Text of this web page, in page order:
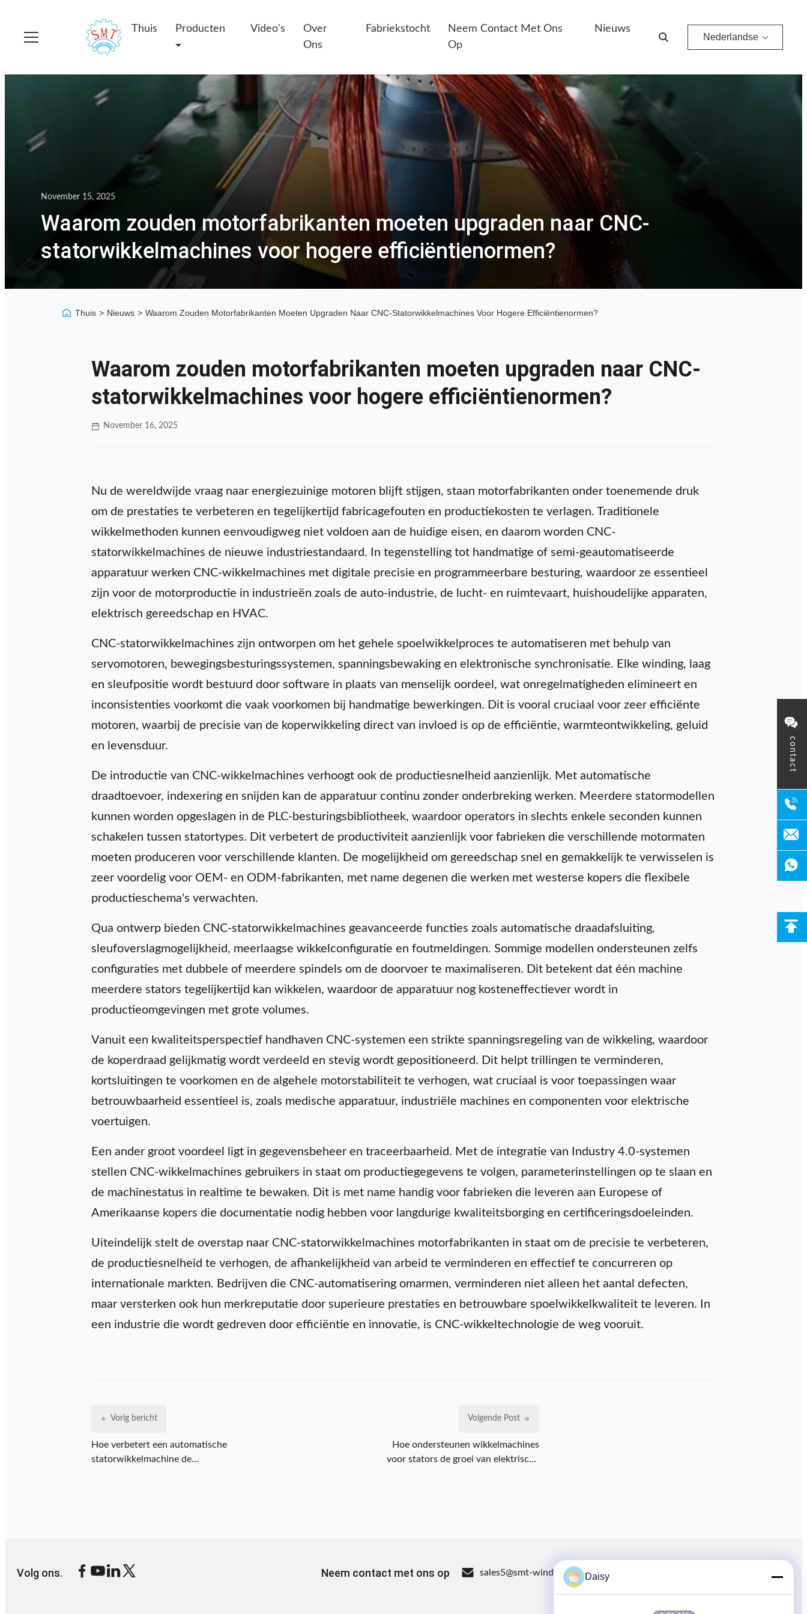
contact
Thuis Producten Video's
Over
Ons
Fabriekstocht
Neem Contact Met Ons
Op
Nieuws
Nederlandse
November 15, 2025
Waarom zouden motorfabrikanten moeten upgraden naar CNC-
statorwikkelmachines voor hogere efficiëntienormen?
Thuis > Nieuws > Waarom Zouden Motorfabrikanten Moeten Upgraden Naar CNC-Statorwikkelmachines Voor Hogere Efficiëntienormen?
Waarom zouden motorfabrikanten moeten upgraden naar CNC-
statorwikkelmachines voor hogere efficiëntienormen?
November 16, 2025
Nu de wereldwijde vraag naar energiezuinige motoren blijft stijgen, staan motorfabrikanten onder toenemende druk
om de prestaties te verbeteren en tegelijkertijd fabricagefouten en productiekosten te verlagen. Traditionele
wikkelmethoden kunnen eenvoudigweg niet voldoen aan de huidige eisen, en daarom worden CNC-
statorwikkelmachines de nieuwe industriestandaard. In tegenstelling tot handmatige of semi-geautomatiseerde
apparatuur werken CNC-wikkelmachines met digitale precisie en programmeerbare besturing, waardoor ze essentieel
zijn voor de motorproductie in industrieën zoals de auto-industrie, de lucht- en ruimtevaart, huishoudelijke apparaten,
elektrisch gereedschap en HVAC.
CNC-statorwikkelmachines zijn ontworpen om het gehele spoelwikkelproces te automatiseren met behulp van
servomotoren, bewegingsbesturingssystemen, spanningsbewaking en elektronische synchronisatie. Elke winding, laag
en sleufpositie wordt bestuurd door software in plaats van menselijk oordeel, wat onregelmatigheden elimineert en
inconsistenties voorkomt die vaak voorkomen bij handmatige bewerkingen. Dit is vooral cruciaal voor zeer efficiënte
motoren, waarbij de precisie van de koperwikkeling direct van invloed is op de efficiëntie, warmteontwikkeling, geluid
en levensduur.
De introductie van CNC-wikkelmachines verhoogt ook de productiesnelheid aanzienlijk. Met automatische
draadtoevoer, indexering en snijden kan de apparatuur continu zonder onderbreking werken. Meerdere statormodellen
kunnen worden opgeslagen in de PLC-besturingsbibliotheek, waardoor operators in slechts enkele seconden kunnen
schakelen tussen statortypes. Dit verbetert de productiviteit aanzienlijk voor fabrieken die verschillende motormaten
moeten produceren voor verschillende klanten. De mogelijkheid om gereedschap snel en gemakkelijk te verwisselen is
zeer voordelig voor OEM- en ODM-fabrikanten, met name degenen die werken met westerse kopers die flexibele
productieschema's verwachten.
Qua ontwerp bieden CNC-statorwikkelmachines geavanceerde functies zoals automatische draadafsluiting,
sleufoverslagmogelijkheid, meerlaagse wikkelconfiguratie en foutmeldingen. Sommige modellen ondersteunen zelfs
configuraties met dubbele of meerdere spindels om de doorvoer te maximaliseren. Dit betekent dat één machine
meerdere stators tegelijkertijd kan wikkelen, waardoor de apparatuur nog kosteneffectiever wordt in
productieomgevingen met grote volumes.
Vanuit een kwaliteitsperspectief handhaven CNC-systemen een strikte spanningsregeling van de wikkeling, waardoor
de koperdraad gelijkmatig wordt verdeeld en stevig wordt gepositioneerd. Dit helpt trillingen te verminderen,
kortsluitingen te voorkomen en de algehele motorstabiliteit te verhogen, wat cruciaal is voor toepassingen waar
betrouwbaarheid essentieel is, zoals medische apparatuur, industriële machines en componenten voor elektrische
voertuigen.
Een ander groot voordeel ligt in gegevensbeheer en traceerbaarheid. Met de integratie van Industry 4.0-systemen
stellen CNC-wikkelmachines gebruikers in staat om productiegegevens te volgen, parameterinstellingen op te slaan en
de machinestatus in realtime te bewaken. Dit is met name handig voor fabrieken die leveren aan Europese of
Amerikaanse kopers die documentatie nodig hebben voor langdurige kwaliteitsborging en certificeringsdoeleinden.
Uiteindelijk stelt de overstap naar CNC-statorwikkelmachines motorfabrikanten in staat om de precisie te verbeteren,
de productiesnelheid te verhogen, de afhankelijkheid van arbeid te verminderen en effectief te concurreren op
internationale markten. Bedrijven die CNC-automatisering omarmen, verminderen niet alleen het aantal defecten,
maar versterken ook hun merkreputatie door superieure prestaties en betrouwbare spoelwikkelkwaliteit te leveren. In
een industrie die wordt gedreven door efficiëntie en innovatie, is CNC-wikkeltechnologie de weg vooruit.
Vorig bericht
Hoe verbetert een automatische
statorwikkelmachine de
Volgende Post
Hoe ondersteunen wikkelmachines
voor stators de groei van elektrische
Volg ons. Neem contact met ons op sales5@smt-winding.com 8613914006446
Daisy